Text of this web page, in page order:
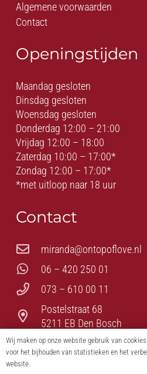
Algemene voorwaarden
Contact
Openingstijden
Maandag gesloten
Dinsdag gesloten
Woensdag gesloten
Donderdag 12:00 – 21:00
Vrijdag 12:00 – 18:00
Zaterdag 10:00 – 17:00*
Zondag 12:00 – 17:00*
*met uitloop naar 18 uur
Contact
miranda@ontopoflove.nl
06 – 420 250 01
073 – 610 00 11
Postelstraat 68
5211 EB Den Bosch
© On Top of Love – Romantiek
Wij maken op onze website gebruik van
voor het bijhouden van statistieken en het
website.